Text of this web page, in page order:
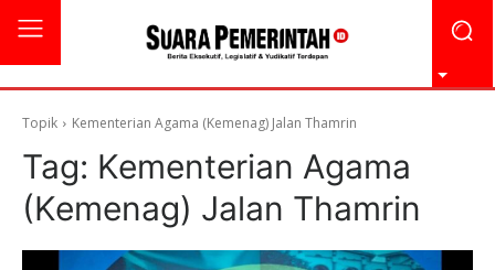
Topik Kementerian Agama (Kemenag) Jalan Thamrin
Tag: Kementerian Agama
(Kemenag) Jalan Thamrin